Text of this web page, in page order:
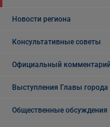
Новости региона
Консультативные советы
Официальный комментарий
Выступления Главы города
Общественные обсуждения